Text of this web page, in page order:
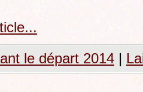
le départ 2014 |